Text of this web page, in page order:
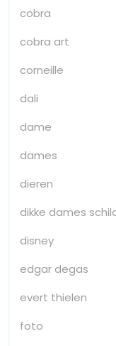
cobra
cobra art
corneille
dali
dame
dames
dieren
dikke dames
disney
edgar degas
evert thielen
foto